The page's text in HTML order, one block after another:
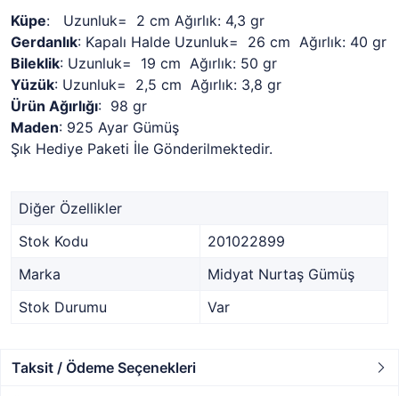
Küpe: Uzunluk= 2 cm Ağırlık: 4,3 gr
Gerdanlık: Kapalı Halde Uzunluk= 26 cm Ağırlık: 40 gr
Bileklik: Uzunluk= 19 cm Ağırlık: 50 gr
Yüzük: Uzunluk= 2,5 cm Ağırlık: 3,8 gr
Ürün Ağırlığı: 98 gr
Maden: 925 Ayar Gümüş
Şık Hediye Paketi İle Gönderilmektedir.
Diğer Özellikler
Stok Kodu
201022899
Marka
Midyat Nurtaş Gümüş
Stok Durumu
Var
Taksit / Ödeme Seçenekleri